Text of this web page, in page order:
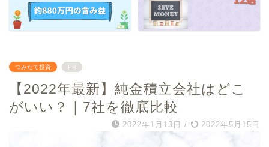
つみたて投資 PR
【2022年最新】純金積立会社はどこ
がいい？｜7社を徹底比較
2022年1月13日 / 2022年5月15日